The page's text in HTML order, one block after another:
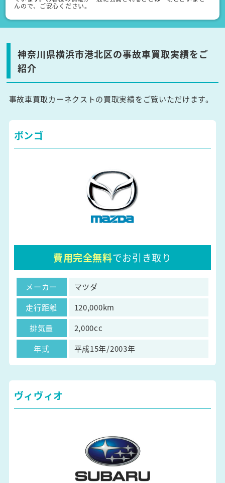
んので、ご安心ください。
神奈川県横浜市港北区の事故車買取実績をご
紹介
事故車買取カーネクストの買取実績をご覧いただけます。
ボンゴ
費用完全無料でお引き取り
メーカー
マツダ
走行距離
120,000km
排気量
2,000cc
年式
平成15年/2003年
ヴィヴィオ